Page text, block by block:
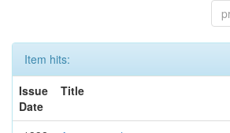
Item hits:
Issue
Date
Title